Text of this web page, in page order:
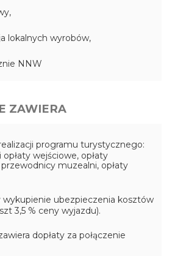
lokalnych wyrobów,
NNW
ZAWIERA
programu turystycznego:
wejściowe, opłaty
muzealni, opłaty
wykupienie ubezpieczenia kosztów
3,5 % ceny wyjazdu).
dopłaty za połączenie